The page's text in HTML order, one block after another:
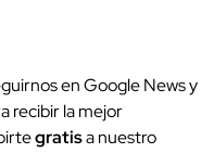
en Google News y
recibir la mejor
gratisa nuestro